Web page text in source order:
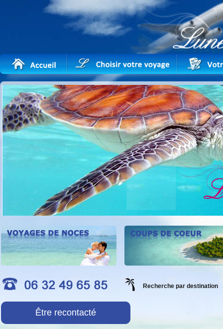
Recherche par destination
Être recontacté